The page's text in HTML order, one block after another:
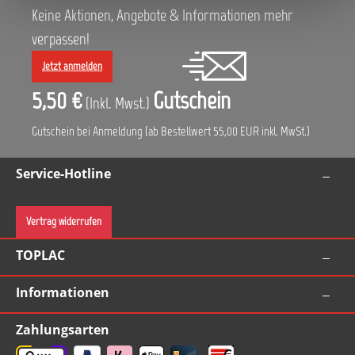
Keine Aktionen, Angebote & Informationen mehr
verpassen!
Jetzt anmelden
5,50 € (Inkl. Mwst.) Gutschein
Gutschein bei Anmeldung (ab Bestellwert 55,00 EUR inkl. MwSt.)
Service-Hotline
Vertrag widerrufen
TOPLAC
Informationen
Zahlungsarten